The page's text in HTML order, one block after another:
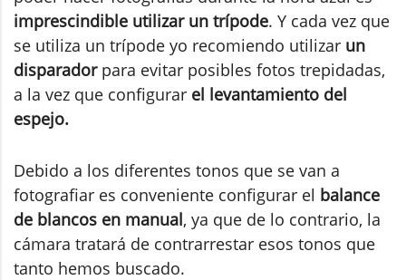
imprescindible utilizar un trípode. Y cada vez que
se utiliza un trípode yo recomiendo utilizar un
disparadorpara evitar posibles fotos trepidadas,
a la vez que configurar el levantamiento del
espejo.
Debido a los diferentes tonos que se van a
fotografiar es conveniente configurar el balance
de blancos en manual, ya que de lo contrario, la
cámara tratará de contrarrestar esos tonos que
tanto hemos buscado.